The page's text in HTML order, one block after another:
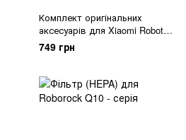
Комплект оригінальних
аксесуарів для Xiaomi Robot
Vacuum E5
749 грн